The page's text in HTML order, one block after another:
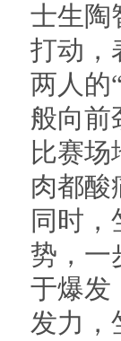
士生陶
打动，
两人的
般向前
比赛
肉都酸
同时
势，一
于爆发
发力，